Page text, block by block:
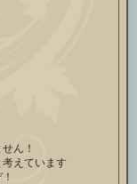
ん！
えています